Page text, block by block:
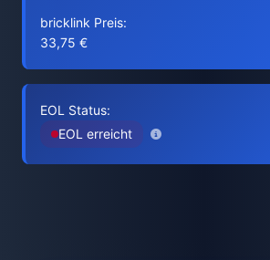
bricklink Preis:
33,75 €
EOL Status:
EOL erreicht